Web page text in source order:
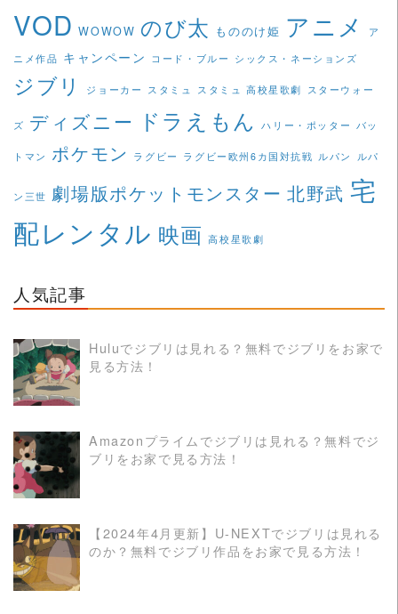
VOD WOWOW のび太 もののけ姫 アニメ
ア
ニメ作品 キャンペーン コード・ブルー シックス・ネーションズ
ジブリ ジョーカー スタミュ スタミュ 高校星歌劇 スターウォー
ズ ディズニー ドラえもん ハリー・ポッター バッ
トマン ポケモン ラグビー ラグビー欧州6カ国対抗戦 ルパン ルパ
ン三世 劇場版ポケットモンスター 北野武 宅
配レンタル 映画 高校星歌劇
人気記事
READ MORE
Huluでジブリは見れる？無料でジブリをお家で
見る方法！
READ MORE
Amazonプライムでジブリは見れる？無料でジ
ブリをお家で見る方法！
READ MORE
【2024年4月更新】U-NEXTでジブリは見れる
のか？無料でジブリ作品をお家で見る方法！